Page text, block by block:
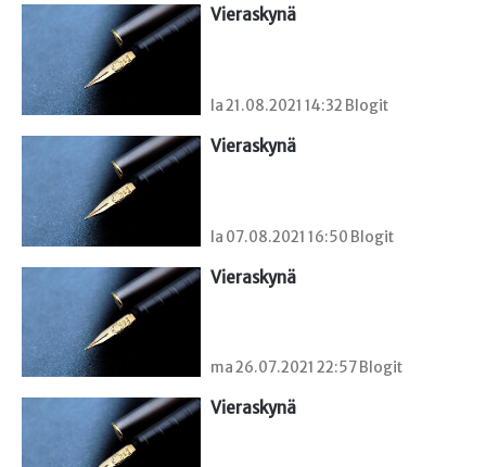
Vieraskynä
la 21.08.2021 14:32 Blogit
Vieraskynä
la 07.08.2021 16:50 Blogit
Vieraskynä
ma 26.07.2021 22:57 Blogit
Vieraskynä